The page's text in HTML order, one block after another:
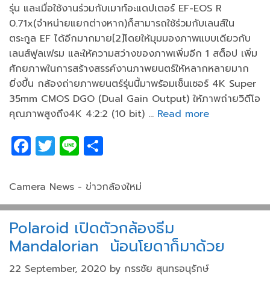
รุ่น และเมื่อใช้งานร่วมกับเมาท์อะแดปเตอร์ EF-EOS R
0.71x(จำหน่ายแยกต่างหาก)ก็สามารถใช้ร่วมกับเลนส์ใน
ตระกูล EF ได้อีกมากมาย[2]โดยให้มุมมองภาพแบบเดียวกับ
เลนส์ฟูลเฟรม และให้ความสว่างของภาพเพิ่มอีก 1 สต็อป เพิ่ม
ศักยภาพในการสร้างสรรค์งานภาพยนตร์ให้หลากหลายมาก
ยิ่งขึ้น กล้องถ่ายภาพยนตร์รุ่นนี้มาพร้อมเซ็นเซอร์ 4K Super
35mm CMOS DGO (Dual Gain Output) ให้ภาพถ่ายวิดีโอ
คุณภาพสูงถึง4K 4:2:2 (10 bit) … Read more
F
a
c
e
b
o
o
k
T
w
itt
er
Li
n
e ar
e
Categories
Camera News - ข่าวกล้องใหม่
Polaroid เปิดตัวกล้องธีม
Mandalorian น้อนโยดาก็มาด้วย
22 September, 2020 by กรรชัย สุนทรอนุรักษ์